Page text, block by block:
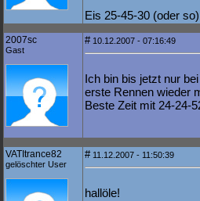
Eis 25-45-30 (oder so)
2007sc
Gast
#10.12.2007 - 07:16:49
Ich bin bis jetzt nur
erste Rennen wieder
Beste Zeit mit 24-24-
VATItrance82
gelöschter User
#11.12.2007 - 11:50:39
hallöle!